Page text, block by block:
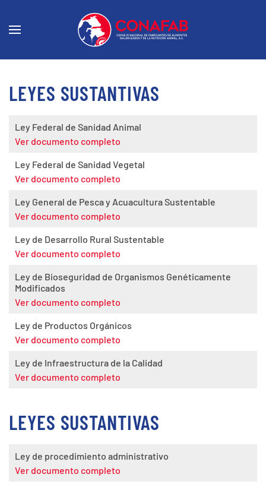
LEYES SUSTANTIVAS
Ley Federal de Sanidad Animal
Ver documento completo
Ley Federal de Sanidad Vegetal
Ver documento completo
Ley General de Pesca y Acuacultura Sustentable
Ver documento completo
Ley de Desarrollo Rural Sustentable
Ver documento completo
Ley de Bioseguridad de Organismos Genéticamente
Modificados
Ver documento completo
Ley de Productos Orgánicos
Ver documento completo
Ley de Infraestructura de la Calidad
Ver documento completo
LEYES SUSTANTIVAS
Ley de procedimiento administrativo
Ver documento completo